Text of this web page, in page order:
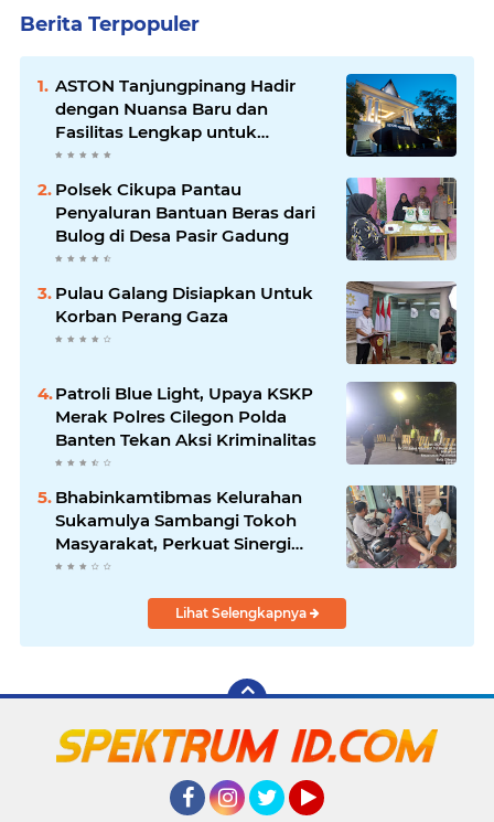
Berita Terpopuler
ASTON Tanjungpinang Hadir
dengan Nuansa Baru dan
Fasilitas Lengkap untuk
Kenyamanan Tamu
Polsek Cikupa Pantau
Penyaluran Bantuan Beras dari
Bulog di Desa Pasir Gadung
Pulau Galang Disiapkan Untuk
Korban Perang Gaza
Patroli Blue Light, Upaya KSKP
Merak Polres Cilegon Polda
Banten Tekan Aksi Kriminalitas
Bhabinkamtibmas Kelurahan
Sukamulya Sambangi Tokoh
Masyarakat, Perkuat Sinergi
Jaga Kamtibmas
Lihat Selengkapnya